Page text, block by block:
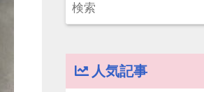
人気記事